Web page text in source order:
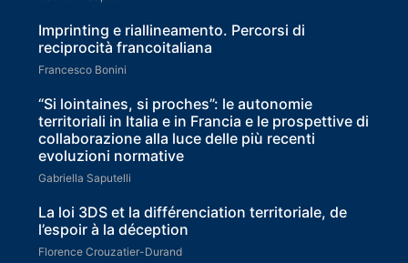
Imprinting e riallineamento. Percorsi di
reciprocità francoitaliana
Francesco Bonini
“Si lointaines, si proches”: le autonomie
territoriali in Italia e in Francia e le prospettive di
collaborazione alla luce delle più recenti
evoluzioni normative
Gabriella Saputelli
La loi 3DS et la différenciation territoriale, de
l’espoir à la déception
Florence Crouzatier-Durand